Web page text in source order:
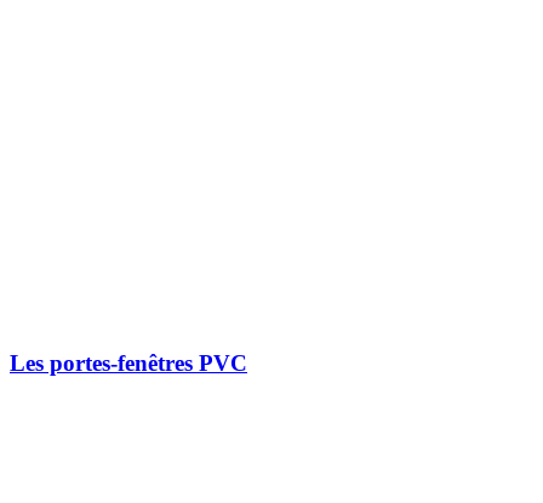
Les portes-fenêtres PVC